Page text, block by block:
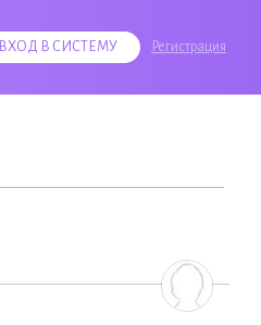
ВХОД В СИСТЕМУ Регистрация